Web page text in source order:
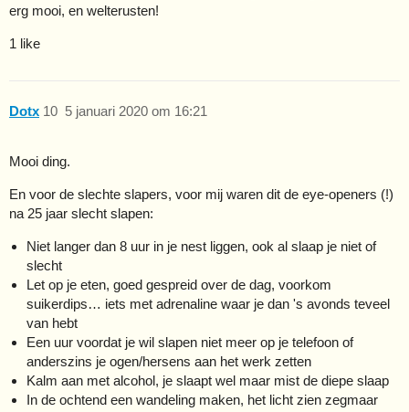
erg mooi, en welterusten!
1 like
Dotx 5 januari 2020 om 16:21
10
Mooi ding.
En voor de slechte slapers, voor mij waren dit de eye-openers (!)
na 25 jaar slecht slapen:
Niet langer dan 8 uur in je nest liggen, ook al slaap je niet of
slecht
Let op je eten, goed gespreid over de dag, voorkom
suikerdips… iets met adrenaline waar je dan 's avonds teveel
van hebt
Een uur voordat je wil slapen niet meer op je telefoon of
anderszins je ogen/hersens aan het werk zetten
Kalm aan met alcohol, je slaapt wel maar mist de diepe slaap
In de ochtend een wandeling maken, het licht zien zegmaar